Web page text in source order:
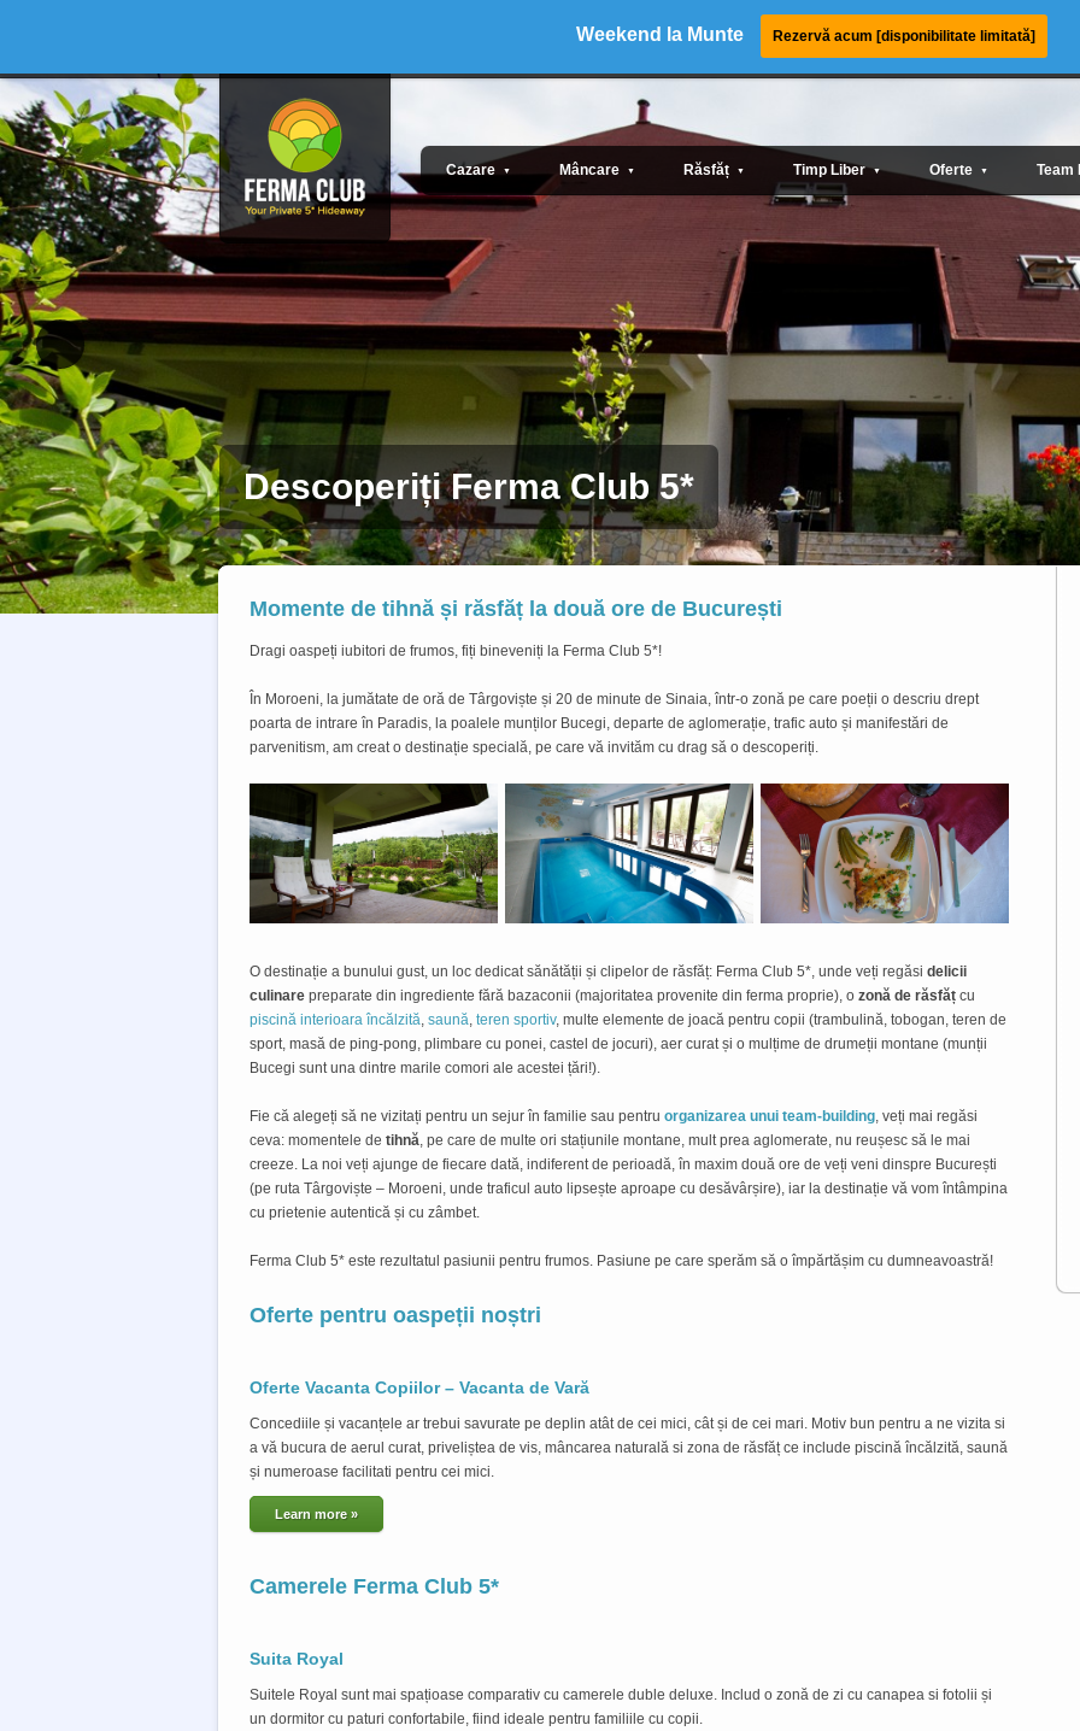
Descoperiți Ferma Club 5*
Cazare ▼ Mâncare ▼ Răsfăț ▼ Timp Liber ▼ Oferte ▼ Team
Momente de tihnă și răsfăț la două ore de București
Dragi oaspeți iubitori de frumos, fiți bineveniți la Ferma Club 5*!
În Moroeni, la jumătate de oră de Târgoviște și 20 de minute de Sinaia, într-o zonă pe care poeții o descriu drept
poarta de intrare în Paradis, la poalele munților Bucegi, departe de aglomerație, trafic auto și manifestări de
parvenitism, am creat o destinație specială, pe care vă invităm cu drag să o descoperiți.
O destinație a bunului gust, un loc dedicat sănătății și clipelor de răsfăț: Ferma Club 5*, unde veți regăsi delicii
culinare preparate din ingrediente fără bazaconii (majoritatea provenite din ferma proprie), o zonă de răsfăț cu
piscină interioara încălzită saună teren sportiv, multe elemente de joacă pentru copii (trambulină, tobogan, teren de
sport, masă de ping-pong, plimbare cu ponei, castel de jocuri), aer curat și o mulțime de drumeții montane (munții
Bucegi sunt una dintre marile comori ale acestei țări!).
Fie că alegeți să ne vizitați pentru un sejur în familie sau pentru organizarea unui team-building , veți mai regăsi
ceva: momentele de tihnă , pe care de multe ori stațiunile montane, mult prea aglomerate, nu reușesc să le mai
creeze. La noi veți ajunge de fiecare dată, indiferent de perioadă, în maxim două ore de veți veni dinspre București
(pe ruta Târgoviște – Moroeni, unde traficul auto lipsește aproape cu desăvârșire), iar la destinație vă vom întâmpina
cu prietenie autentică și cu zâmbet.
Ferma Club 5* este rezultatul pasiunii pentru frumos. Pasiune pe care sperăm să o împărtășim cu dumneavoastră!
Oferte pentru oaspeții noștri
Oferte Vacanta Copiilor – Vacanta de Vară
Concediile și vacanțele ar trebui savurate pe deplin atât de cei mici, cât și de cei mari. Motiv bun pentru a ne vizita si
a vă bucura de aerul curat, priveliștea de vis, mâncarea naturală si zona de răsfăț ce include piscină încălzită, saună
și numeroase facilitati pentru cei mici.
Learn more »
Camerele Ferma Club 5*
Suita Royal
Suitele Royal sunt mai spațioase comparativ cu camerele duble deluxe. Includ o zonă de zi cu canapea si fotolii și
un dormitor cu paturi confortabile, fiind ideale pentru familiile cu copii.
Weekend la Munte Rezervă acum [disponibilitate limitată]